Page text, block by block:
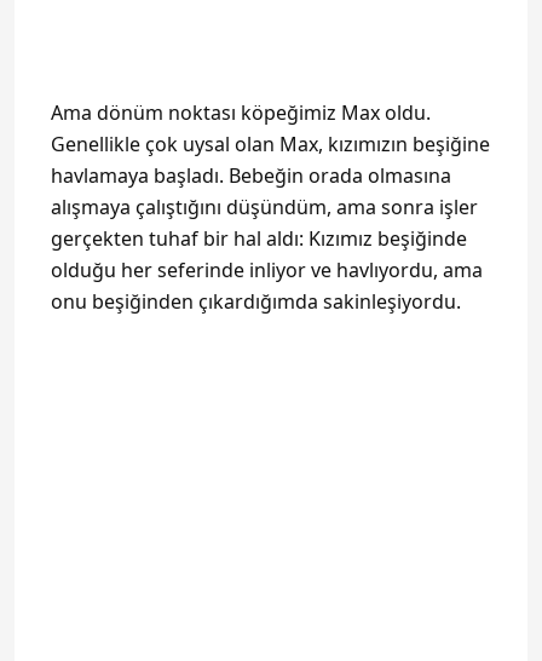
Ama dönüm noktası köpeğimiz Max oldu.
Genellikle çok uysal olan Max, kızımızın beşiğine
havlamaya başladı. Bebeğin orada olmasına
alışmaya çalıştığını düşündüm, ama sonra işler
gerçekten tuhaf bir hal aldı: Kızımız beşiğinde
olduğu her seferinde inliyor ve havlıyordu, ama
onu beşiğinden çıkardığımda sakinleşiyordu.